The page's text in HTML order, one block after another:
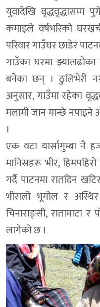
युवादेखि
कमाइले वर्षभरिको
परिवार गाउँघर छाडेर
गाउँका घरमा
बनेका छन् । ठुलिभेरी
अनुसार, गाउँमा रहेका
मलामी जान मान्छे नपाइने
।
एक वटा यार्सागुम्बा नै
मानिसहरू भीर,
गर्दै पाटनमा रातदिन
भीरालो भूगोल र
चिनाराङ्सी,
लागेको छ ।